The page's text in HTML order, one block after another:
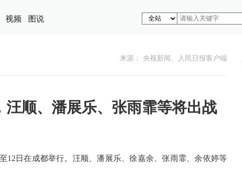
视频 图说
来源： 央视新闻、人民日报客户端
汪顺、潘展乐、张雨霏等将出战
12日在成都举行。汪顺、潘展乐、徐嘉余、张雨霏、余依婷等